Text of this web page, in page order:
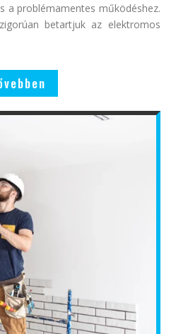
a problémamentes működéshez.
betartjuk az elektromos